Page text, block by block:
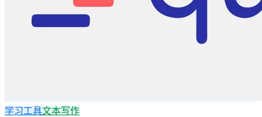
学习工具文本写作